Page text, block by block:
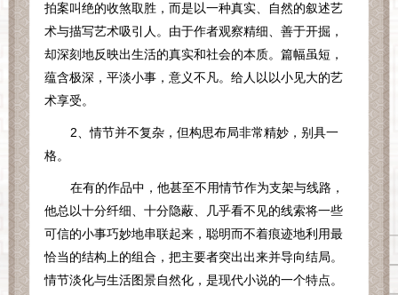
拍案叫绝的收煞取胜，而是以一种真实、自然的叙述艺
术与描写艺术吸引人。由于作者观察精细、善于开掘，
却深刻地反映出生活的真实和社会的本质。篇幅虽短，
蕴含极深，平淡小事，意义不凡。给人以以小见大的艺
术享受。
2 、情节并不复杂，但构思布局非常精妙，别具一
格。
在有的作品中，他甚至不用情节作为支架与线路，
他总以十分纤细、十分隐蔽、几乎看不见的线索将一些
可信的小事巧妙地串联起来，聪明而不着痕迹地利用最
恰当的结构上的组合，把主要者突出出来并导向结局。
情节淡化与生活图景自然化，是现代小说的一个特点。